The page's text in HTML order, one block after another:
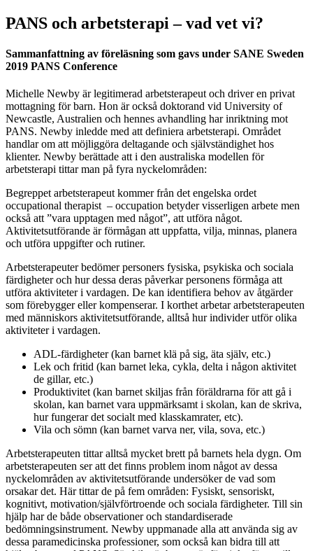
PANS och arbetsterapi – vad vet vi?
Sammanfattning av föreläsning som gavs under SANE Sweden
2019 PANS Conference
Michelle Newby är legitimerad arbetsterapeut och driver en privat
mottagning för barn. Hon är också doktorand vid University of
Newcastle, Australien och hennes avhandling har inriktning mot
PANS. Newby inledde med att definiera arbetsterapi. Området
handlar om att möjliggöra deltagande och självständighet hos
klienter. Newby berättade att i den australiska modellen för
arbetsterapi tittar man på fyra nyckelområden:
Begreppet arbetsterapeut kommer från det engelska ordet
occupational therapist – occupation betyder visserligen arbete men
också att ”vara upptagen med något”, att utföra något.
Aktivitetsutförande är förmågan att uppfatta, vilja, minnas, planera
och utföra uppgifter och rutiner.
Arbetsterapeuter bedömer personers fysiska, psykiska och sociala
färdigheter och hur dessa deras påverkar personens förmåga att
utföra aktiviteter i vardagen. De kan identifiera behov av åtgärder
som förebygger eller kompenserar. I korthet arbetar arbetsterapeuten
med människors aktivitetsutförande, alltså hur individer utför olika
aktiviteter i vardagen.
ADL-färdigheter (kan barnet klä på sig, äta själv, etc.)
Lek och fritid (kan barnet leka, cykla, delta i någon aktivitet
de gillar, etc.)
Produktivitet (kan barnet skiljas från föräldrarna för att gå i
skolan, kan barnet vara uppmärksamt i skolan, kan de skriva,
hur fungerar det socialt med klasskamrater, etc).
Vila och sömn (kan barnet varva ner, vila, sova, etc.)
Arbetsterapeuten tittar alltså mycket brett på barnets hela dygn. Om
arbetsterapeuten ser att det finns problem inom något av dessa
nyckelområden av aktivitetsutförande undersöker de vad som
orsakar det. Här tittar de på fem områden: Fysiskt, sensoriskt,
kognitivt, motivation/självförtroende och sociala färdigheter. Till sin
hjälp har de både observationer och standardiserade
bedömningsinstrument. Newby uppmanade alla att använda sig av
dessa paramedicinska professioner, som också kan bidra till att